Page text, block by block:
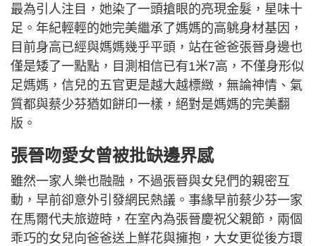
最為引人注目，她染了一頭搶眼的亮現金髮，星味十
足。年紀輕輕的她完美繼承了媽媽的高䠷身材基因，
目前身高已經與媽媽幾乎平頭，站在爸爸張晉身邊也
僅是矮了一點點，目測相信已有1米7高，不僅身形似
足媽媽，信兒的五官更是越大越標緻，無論神情、氣
質都與蔡少芬猶如餅印一樣，絕對是媽媽的完美翻
版。
張晉吻愛女曾被批缺邊界感
雖然一家人樂也融融，不過張晉與女兒們的親密互
動，早前卻意外引發網民熱議。事緣早前蔡少芬一家
在馬爾代夫旅遊時，在室內為張晉慶祝父親節，兩個
乖巧的女兒向爸爸送上鮮花與擁抱，大女更從後方環